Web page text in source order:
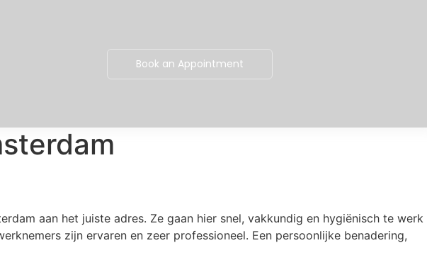
Book an Appointment
aan het juiste adres. Ze gaan hier snel, vakkundig en hygiënisch te werk
zijn ervaren en zeer professioneel. Een persoonlijke benadering,